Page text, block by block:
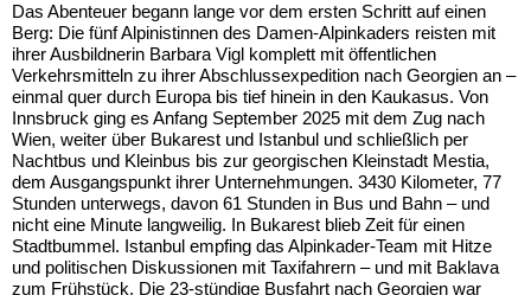
Das Abenteuer begann lange vor dem ersten Schritt auf einen
Berg: Die fünf Alpinistinnen des Damen-Alpinkaders reisten mit
ihrer Ausbildnerin Barbara Vigl komplett mit öffentlichen
Verkehrsmitteln zu ihrer Abschlussexpedition nach Georgien an –
einmal quer durch Europa bis tief hinein in den Kaukasus. Von
Innsbruck ging es Anfang September 2025 mit dem Zug nach
Wien, weiter über Bukarest und Istanbul und schließlich per
Nachtbus und Kleinbus bis zur georgischen Kleinstadt Mestia,
dem Ausgangspunkt ihrer Unternehmungen. 3430 Kilometer, 77
Stunden unterwegs, davon 61 Stunden in Bus und Bahn – und
nicht eine Minute langweilig. In Bukarest blieb Zeit für einen
Stadtbummel. Istanbul empfing das Alpinkader-Team mit Hitze
und politischen Diskussionen mit Taxifahrern – und mit Baklava
zum Frühstück. Die 23-stündige Busfahrt nach Georgien war